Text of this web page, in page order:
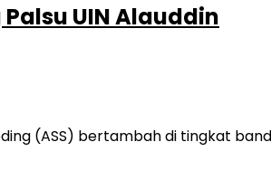
UIN Alauddin
(ASS) bertambah di tingkat